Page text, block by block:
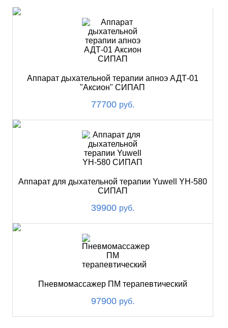
Аппарат дыхательной терапии апноэ АДТ-01
"Аксион" СИПАП
77700 руб.
Аппарат для дыхательной терапии Yuwell YH-580
СИПАП
39900 руб.
Пневмомассажер ПМ терапевтический
97900 руб.